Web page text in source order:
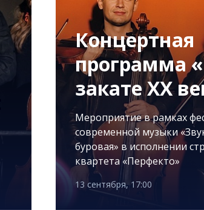
Концертная
программа
закате XX
Мероприятие в рамках
современной музыки
буровая» в исполнении
квартета «Перфекто»
13 сентября, 17:00